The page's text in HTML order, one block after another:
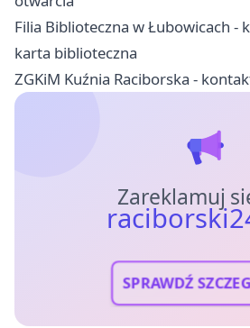
Filia Biblioteczna w Łubowicach -
karta biblioteczna
ZGKiM Kuźnia Raciborska -
Zareklamuj
SPRAWDŹ